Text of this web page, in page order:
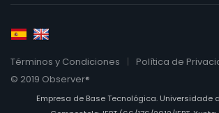
Términos y Condiciones
Política de
© 2019 Observer®
Empresa de Base Tecnológica. Universidade